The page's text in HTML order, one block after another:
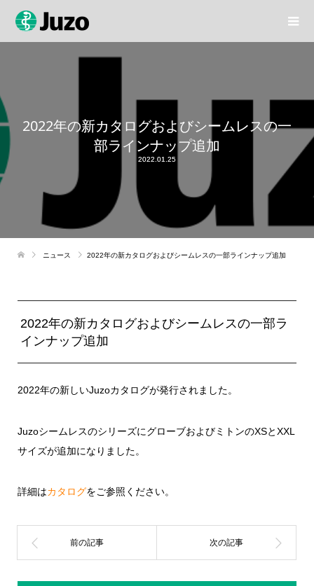
2022年の新カタログおよびシームレスの一
部ラインナップ追加
2022.01.25
ニュース 2022年の新カタログおよびシームレスの一部ラインナップ追加
2022年の新カタログおよびシームレスの一部ラ
インナップ追加
2022年の新しいJuzoカタログが発行されました。
JuzoシームレスのシリーズにグローブおよびミトンのXSとXXL
サイズが追加になりました。
詳細はカタログをご参照ください。